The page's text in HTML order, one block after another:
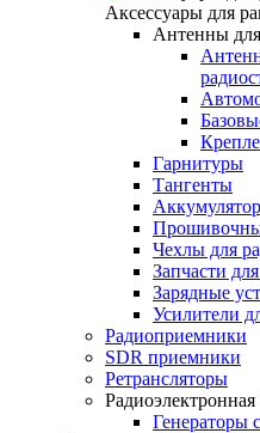
Аксессуары для
Антенны
Гарнитуры
Тангенты
Чехлы для
Запчасти
Зарядные
Усилители
Радиоприемники
SDR приемники
Ретрансляторы
Радиоэлектронная
Генераторы